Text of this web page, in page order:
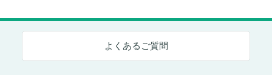
よくあるご質問